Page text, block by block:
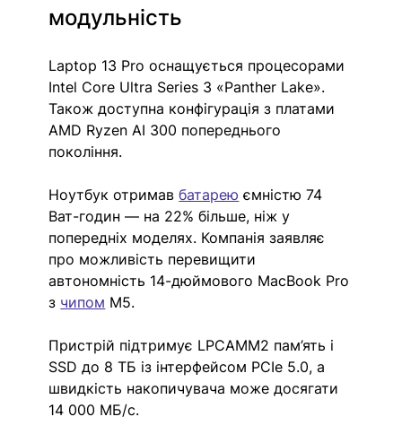
модульність
Laptop 13 Pro оснащується процесорами
Intel Core Ultra Series 3 «Panther Lake».
Також доступна конфігурація з платами
AMD Ryzen AI 300 попереднього
покоління.
Ноутбук отримав батарею ємністю 74
Ват-годин — на 22% більше, ніж у
попередніх моделях. Компанія заявляє
про можливість перевищити
автономність 14-дюймового MacBook Pro
з чипом M5.
Пристрій підтримує LPCAMM2 пам’ять і
SSD до 8 ТБ із інтерфейсом PCIe 5.0, а
швидкість накопичувача може досягати
14 000 МБ/с.